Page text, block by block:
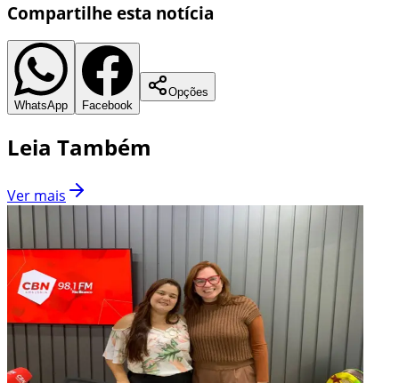
Compartilhe esta notícia
WhatsApp Facebook
Opções
Leia Também
Ver mais